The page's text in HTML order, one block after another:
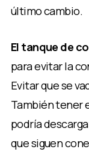
último cambio.
El tanque de
para evitar la
Evitar que se
También tener
podría
que siguen